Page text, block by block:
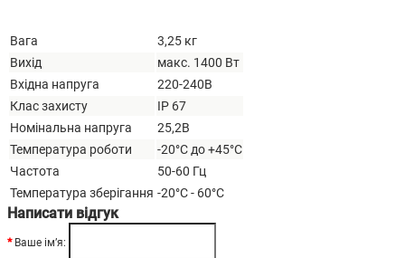
Вага
3,25 кг
Вихід
макс. 1400 Вт
Вхідна напруга
220-240В
Клас захисту
IP 67
Номінальна напруга
25,2В
Температура роботи
-20°C до +45°C
Частота
50-60 Гц
Температура зберігання -20°C - 60°C
Написати відгук
Ваше ім’я: